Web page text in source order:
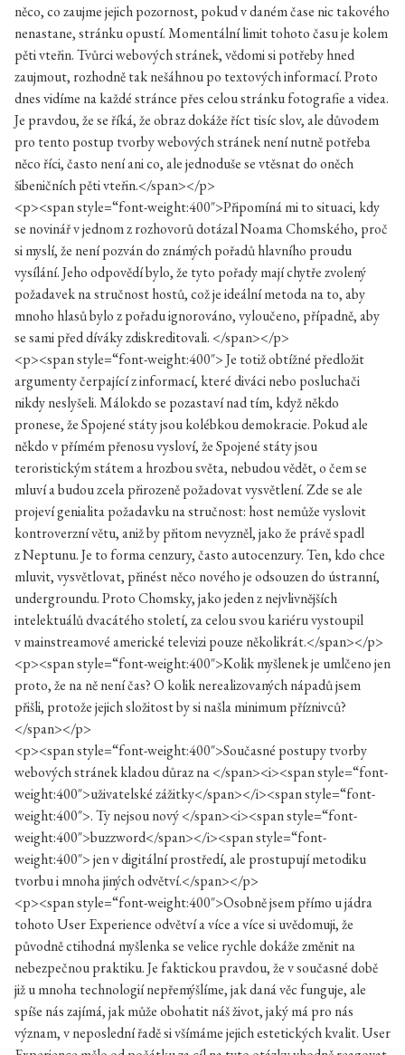
něco, co zaujme jejich pozornost, pokud v daném čase nic takového
nenastane, stránku opustí. Momentální limit tohoto času je kolem
pěti vteřin. Tvůrci webových stránek, vědomi si potřeby hned
zaujmout, rozhodně tak nešáhnou po textových informací. Proto
dnes vidíme na každé stránce přes celou stránku fotografie a videa.
Je pravdou, že se říká, že obraz dokáže říct tisíc slov, ale důvodem
pro tento postup tvorby webových stránek není nutně potřeba
něco říci, často není ani co, ale jednoduše se vtěsnat do oněch
šibeničních pěti vteřin.</span></p>
<p><span style=“font-weight:400″>Připomíná mi to situaci, kdy
se novinář v jednom z rozhovorů dotázal Noama Chomského, proč
si myslí, že není pozván do známých pořadů hlavního proudu
vysílání. Jeho odpovědí bylo, že tyto pořady mají chytře zvolený
požadavek na stručnost hostů, což je ideální metoda na to, aby
mnoho hlasů bylo z pořadu ignorováno, vyloučeno, případně, aby
se sami před díváky zdiskreditovali. </span></p>
<p><span style=“font-weight:400″> Je totiž obtížné předložit
argumenty čerpající z informací, které diváci nebo posluchači
nikdy neslyšeli. Málokdo se pozastaví nad tím, když někdo
pronese, že Spojené státy jsou kolébkou demokracie. Pokud ale
někdo v přímém přenosu vysloví, že Spojené státy jsou
teroristickým státem a hrozbou světa, nebudou vědět, o čem se
mluví a budou zcela přirozeně požadovat vysvětlení. Zde se ale
projeví genialita požadavku na stručnost: host nemůže vyslovit
kontroverzní větu, aniž by přitom nevyzněl, jako že právě spadl
z Neptunu. Je to forma cenzury, často autocenzury. Ten, kdo chce
mluvit, vysvětlovat, přinést něco nového je odsouzen do ústranní,
undergroundu. Proto Chomsky, jako jeden z nejvlivnějších
intelektuálů dvacátého století, za celou svou kariéru vystoupil
v mainstreamové americké televizi pouze několikrát.</span></p>
<p><span style=“font-weight:400″>Kolik myšlenek je umlčeno jen
proto, že na ně není čas? O kolik nerealizovaných nápadů jsem
přišli, protože jejich složitost by si našla minimum příznivců?
</span></p>
<p><span style=“font-weight:400″>Současné postupy tvorby
webových stránek kladou důraz na </span><i><span style=“font-
weight:400″>uživatelské zážitky</span></i><span style=“font-
weight:400″>. Ty nejsou nový </span><i><span style=“font-
weight:400″>buzzword</span></i><span style=“font-
weight:400″> jen v digitální prostředí, ale prostupují metodiku
tvorbu i mnoha jiných odvětví.</span></p>
<p><span style=“font-weight:400″>Osobně jsem přímo u jádra
tohoto User Experience odvětví a více a více si uvědomuji, že
původně ctihodná myšlenka se velice rychle dokáže změnit na
nebezpečnou praktiku. Je faktickou pravdou, že v současné době
již u mnoha technologií nepřemýšlíme, jak daná věc funguje, ale
spíše nás zajímá, jak může obohatit náš život, jaký má pro nás
význam, v neposlední řadě si všímáme jejich estetických kvalit. User